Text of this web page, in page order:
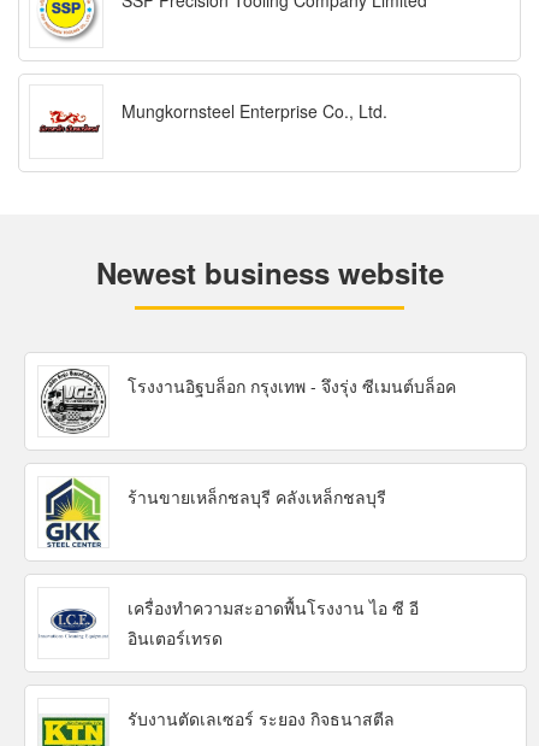
Mungkornsteel Enterprise Co., Ltd.
Newest business website
โรงงานอิฐบล็อก กรุงเทพ - จึงรุ่ง ซีเมนต์บล็อค
ร้านขายเหล็กชลบุรี คลังเหล็กชลบุรี
เครื่องทำความสะอาดพื้นโรงงาน ไอ ซี อี
อินเตอร์เทรด
รับงานตัดเลเซอร์ ระยอง กิจธนาสตีล